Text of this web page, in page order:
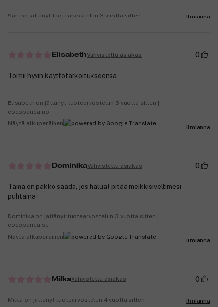
Sari on jättänyt tuotearvostelun 3 vuotta sitten Ilmianna
ElisabethVahvistettu asiakas 0
Toimii hyvin käyttötarkoitukseensa
Elisabeth on jättänyt tuotearvostelun 3 vuotta sitten |
cocopanda.no
Näytä alkuperäinen
Ilmianna
DominikaVahvistettu asiakas 0
Tämä on pakko saada, jos haluat pitää meikkisiveltimesi
puhtaina!
Dominika on jättänyt tuotearvostelun 3 vuotta sitten |
cocopanda.se
Näytä alkuperäinen
Ilmianna
MilkaVahvistettu asiakas 0
Milka on jättänyt tuotearvostelun 4 vuotta sitten Ilmianna